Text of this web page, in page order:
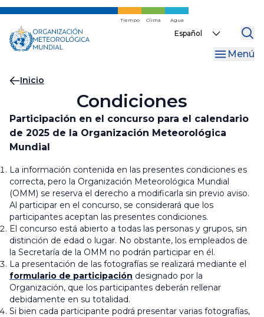
Ir
contenido
principal
Tiempo Clima Agua
Select
Menú
Migas
pan
Inicio
Condiciones
Participación en el concurso para el calendario
de 2025 de la Organización Meteorológica
Mundial
La información contenida en las presentes condiciones es
correcta, pero la Organización Meteorológica Mundial
(OMM) se reserva el derecho a modificarla sin previo aviso.
Al participar en el concurso, se considerará que los
participantes aceptan las presentes condiciones.
El concurso está abierto a todas las personas y grupos, sin
distinción de edad o lugar. No obstante, los empleados de
la Secretaría de la OMM no podrán participar en él.
La presentación de las fotografías se realizará mediante el
formulario de participación designado por la
Organización, que los participantes deberán rellenar
debidamente en su totalidad.
Si bien cada participante podrá presentar varias fotografías,